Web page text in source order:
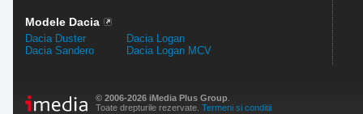
Modele Dacia
Dacia Duster
Dacia Sandero
Dacia Logan
Dacia Logan MCV
© 2006-2026 iMedia Plus Group
Toate drepturile rezervate. Termeni si conditii